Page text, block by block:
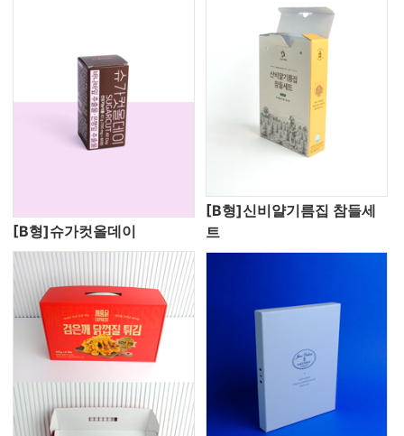
[B형]슈가컷올데이
[B형]신비얄기름집 참들세
트